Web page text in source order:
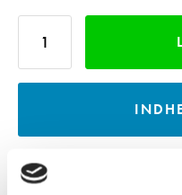
LÅN GRATIS